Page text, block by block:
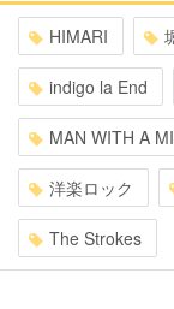
HIMARI
indigo la End
MAN WITH A
洋楽ロック
The Strokes